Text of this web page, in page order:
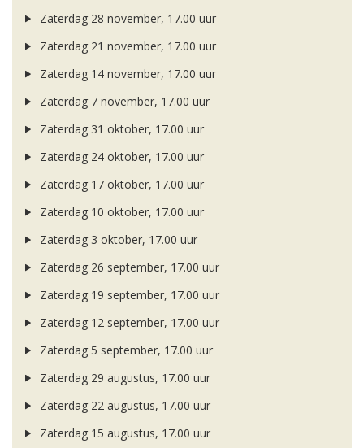
Zaterdag 28 november, 17.00 uur
Zaterdag 21 november, 17.00 uur
Zaterdag 14 november, 17.00 uur
Zaterdag 7 november, 17.00 uur
Zaterdag 31 oktober, 17.00 uur
Zaterdag 24 oktober, 17.00 uur
Zaterdag 17 oktober, 17.00 uur
Zaterdag 10 oktober, 17.00 uur
Zaterdag 3 oktober, 17.00 uur
Zaterdag 26 september, 17.00 uur
Zaterdag 19 september, 17.00 uur
Zaterdag 12 september, 17.00 uur
Zaterdag 5 september, 17.00 uur
Zaterdag 29 augustus, 17.00 uur
Zaterdag 22 augustus, 17.00 uur
Zaterdag 15 augustus, 17.00 uur